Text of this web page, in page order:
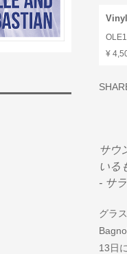
Vinyl
¥
サウ
いる
- サ
グラ
13日